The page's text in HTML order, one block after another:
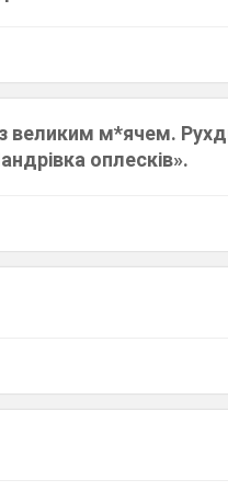
великим м*ячем.
оплесків».